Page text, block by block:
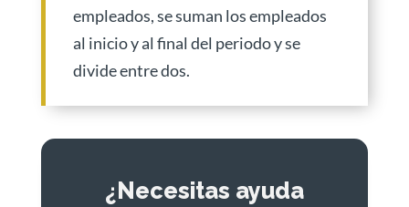
empleados, se suman los empleados
al inicio y al final del periodo y se
divide entre dos.
¿Necesitas ayuda